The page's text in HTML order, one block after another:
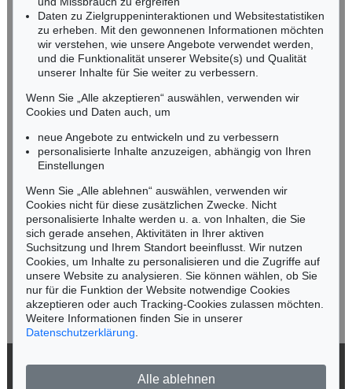
infoheidelberg@kettererkunst.de
NORDDEUTSCHLAND
Nico Kassel, M.A.
Mobil: +49 (0)171 8618661
n.kassel@kettererkunst.de
Keine Auktion mehr verpassen!
Wir informieren Sie rechtzeitig.
Jetzt zum Newsletter anmelden >
Daten zu Zielgruppeninteraktionen und Websitestatistiken
zu erheben. Mit den gewonnenen Informationen möchten
wir verstehen, wie unsere Angebote verwendet werden,
und die Funktionalität unserer Website(s) und Qualität
unserer Inhalte für Sie weiter zu verbessern.
Wenn Sie „Alle akzeptieren“ auswählen, verwenden wir
Cookies und Daten auch, um
neue Angebote zu entwickeln und zu verbessern
personalisierte Inhalte anzuzeigen, abhängig von Ihren
Einstellungen
Wenn Sie „Alle ablehnen“ auswählen, verwenden wir
Cookies nicht für diese zusätzlichen Zwecke. Nicht
personalisierte Inhalte werden u. a. von Inhalten, die Sie
sich gerade ansehen, Aktivitäten in Ihrer aktiven
Suchsitzung und Ihrem Standort beeinflusst. Wir nutzen
Cookies, um Inhalte zu personalisieren und die Zugriffe auf
unsere Website zu analysieren. Sie können wählen, ob Sie
nur für die Funktion der Website notwendige Cookies
akzeptieren oder auch Tracking-Cookies zulassen möchten.
Weitere Informationen finden Sie in unserer
Datenschutzerklärung
Alle ablehnen